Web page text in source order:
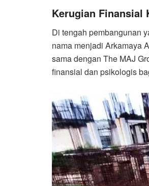
Kerugian Finansial
Di tengah pembangunan
nama menjadi Arkamaya
sama dengan The MAJ
finansial dan psikologis